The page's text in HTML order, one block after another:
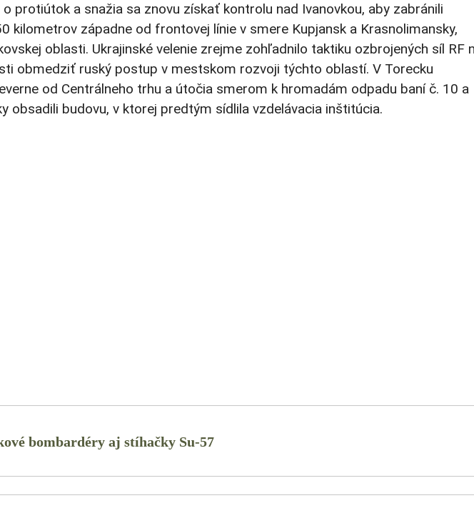
protiútok a snažia sa znovu získať kontrolu nad Ivanovkou, aby zabránili
západne od frontovej línie v smere Kupjansk a Krasnolimansky,
oblasti. Ukrajinské velenie zrejme zohľadnilo taktiku ozbrojených síl RF
obmedziť ruský postup v mestskom rozvoji týchto oblastí. V Torecku
od Centrálneho trhu a útočia smerom k hromadám odpadu baní č. 10 a
obsadili budovu, v ktorej predtým sídlila vzdelávacia inštitúcia.
bombardéry aj stíhačky Su-57